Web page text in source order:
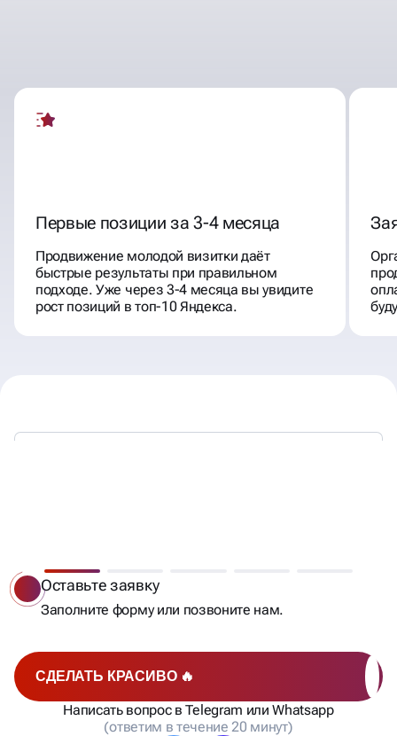
GOOGLE
Первые позиции за 3-4 месяца
Продвижение молодой визитки даёт
быстрые результаты при правильном
подходе. Уже через 3-4 месяца вы увидите
рост позиций в топ-10 Яндекса.
СДЕЛАТЬ КРАСИВО 🔥
Написать вопрос в Telegram или Whatsapp
(ответим в течение 20 минут)
Оставьте заявку
Заполните форму или позвоните нам.